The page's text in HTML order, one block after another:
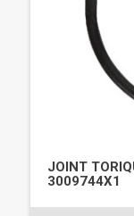
JOINT
3009744X1